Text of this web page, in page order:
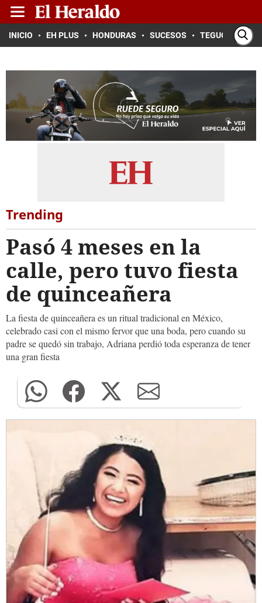
INICIO EH PLUS HONDURAS SUCESOS TEGUCIGALPA
Trending
Pasó 4 meses en la
calle, pero tuvo fiesta
de quinceañera
La fiesta de quinceañera es un ritual tradicional en México,
celebrado casi con el mismo fervor que una boda, pero cuando su
padre se quedó sin trabajo, Adriana perdió toda esperanza de tener
una gran fiesta